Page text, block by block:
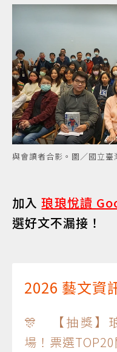
與會讀者合影。圖／國立臺
加入琅琅悅讀
選好文不漏接！
2026 藝文資
🎊 【抽獎】
場！票選